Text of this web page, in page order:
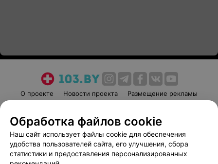
О проекте Новости проекта
Размещение рекламы
Пользовательское соглашение
Способы оплаты
Вакансии
Партнеры
Написать руководителю 103.by
Обработка файлов cookie
Наш сайт использует файлы cookie для обеспечения
удобства пользователей сайта, его улучшения, сбора
статистики и предоставления персонализированных